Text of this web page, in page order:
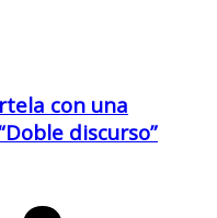
con una
discurso”